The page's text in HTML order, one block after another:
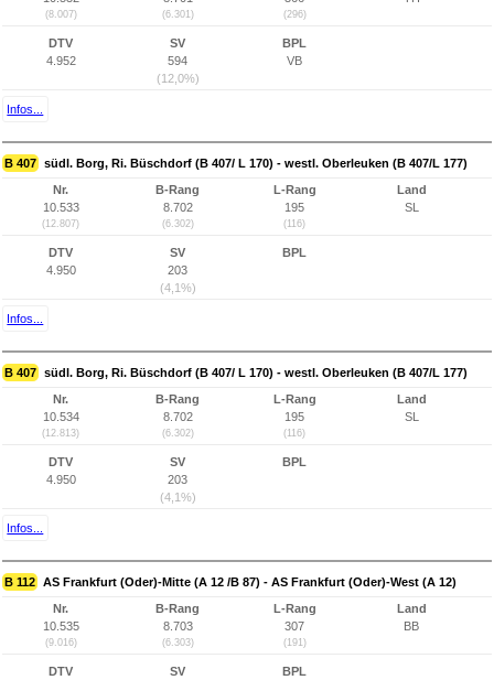
(8.007) (6.301) (296)
DTV
4.952
SV
594
(12,0%)
BPL
VB
Infos...
B 407 südl. Borg, Ri. Büschdorf (B 407/ L 170) - westl. Oberleuken (B 407/L 177)
Nr.
10.533
(12.807)
B-Rang
8.702
(6.302)
L-Rang
195
(116)
Land
SL
DTV
4.950
SV
203
(4,1%)
BPL
Infos...
B 407 südl. Borg, Ri. Büschdorf (B 407/ L 170) - westl. Oberleuken (B 407/L 177)
Nr.
10.534
(12.813)
B-Rang
8.702
(6.302)
L-Rang
195
(116)
Land
SL
DTV
4.950
SV
203
(4,1%)
BPL
Infos...
B 112 AS Frankfurt (Oder)-Mitte (A 12 /B 87) - AS Frankfurt (Oder)-West (A 12)
Nr.
10.535
(9.016)
B-Rang
8.703
(6.303)
L-Rang
307
(191)
Land
BB
DTV
SV
BPL